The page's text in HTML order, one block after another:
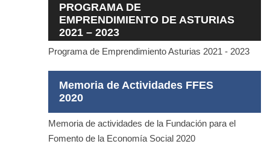
PROGRAMA DE
EMPRENDIMIENTO DE ASTURIAS
2021 – 2023
Programa de Emprendimiento Asturias 2021 - 2023
Memoria de Actividades FFES
2020
Memoria de actividades de la Fundación para el
Fomento de la Economía Social 2020